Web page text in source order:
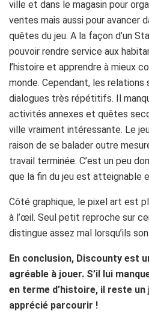
ville et dans le magasin pour
ventes mais aussi pour avancer
quêtes du jeu. A la façon d’un
pouvoir rendre service aux
l’histoire et apprendre à mieux
monde. Cependant, les
dialogues très répétitifs. Il
activités annexes et quêtes
ville vraiment intéressante. Le
raison de se balader outre
travail terminée. C’est un peu
que la fin du jeu est atteignable
Côté graphique, le pixel art est
à l’œil. Seul petit reproche sur
distingue assez mal lorsqu’ils
En conclusion, Discounty est
agréable à jouer. S’il lui
en terme d’histoire, il reste un
apprécié parcourir !